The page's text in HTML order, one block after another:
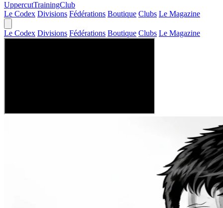
UppercutTrainingClub
Le Codex Divisions Fédérations Boutique Clubs Le Magazine
Le Codex Divisions Fédérations Boutique Clubs Le Magazine